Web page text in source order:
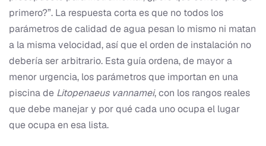
primero?”. La respuesta corta es que no todos los
parámetros de calidad de agua pesan lo mismo ni matan
a la misma velocidad, así que el orden de instalación no
debería ser arbitrario. Esta guía ordena, de mayor a
menor urgencia, los parámetros que importan en una
piscina de Litopenaeus vannamei, con los rangos reales
que debe manejar y por qué cada uno ocupa el lugar
que ocupa en esa lista.